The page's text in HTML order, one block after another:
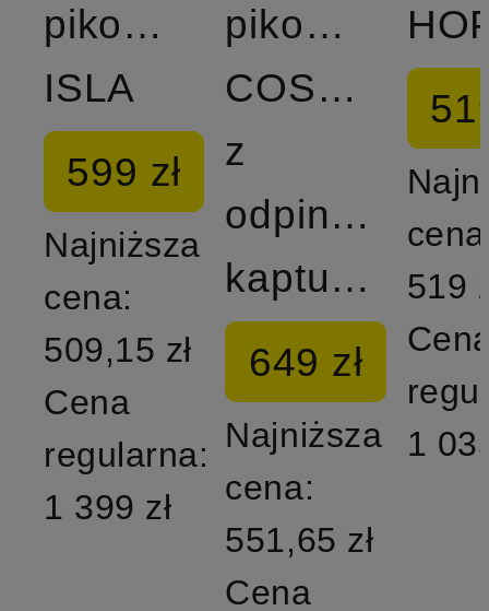
pikowana
ISLA
599 zł
Najniższa
cena:
509,15 zł
Cena
regularna:
1 399 zł
pikowana
COSMARY
z
odpinanym
kapturem
649 zł
Najniższa
cena:
551,65 zł
Cena
519
1